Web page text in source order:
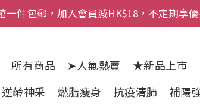
一件包郵，加入會員減HK$18，不定期享優
所有商品 ➤人氣熱賣 ★新品上市
逆齡神采 燃脂瘦身 抗疫清肺 補陽